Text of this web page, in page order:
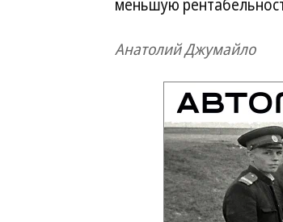
меньшую
Анатолий Джумайло